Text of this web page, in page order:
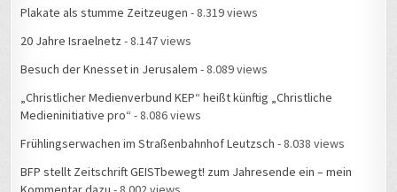
Plakate als stumme Zeitzeugen - 8.319 views
20 Jahre Israelnetz - 8.147 views
Besuch der Knesset in Jerusalem - 8.089 views
„Christlicher Medienverbund KEP“ heißt künftig „Christliche
Medieninitiative pro“ - 8.086 views
Frühlingserwachen im Straßenbahnhof Leutzsch - 8.038 views
BFP stellt Zeitschrift GEISTbewegt! zum Jahresende ein – mein